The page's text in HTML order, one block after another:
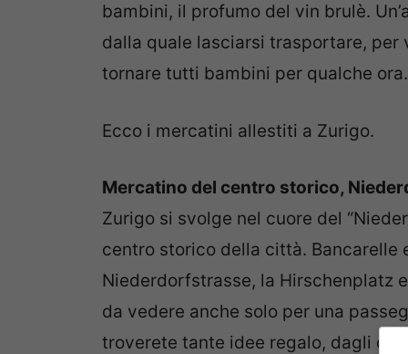
bambini, il profumo del vin brulè.
dalla quale lasciarsi trasportare, per
tornare tutti bambini per qualche ora.
Ecco i mercatini allestiti a Zurigo.
Mercatino del centro storico,
Zurigo si svolge nel cuore del
centro storico della città. Bancarelle
Niederdorfstrasse, la Hirschenplatz
da vedere anche solo per una
troverete tante idee regalo, dagli